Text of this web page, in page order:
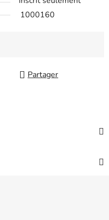
1000160
Partager